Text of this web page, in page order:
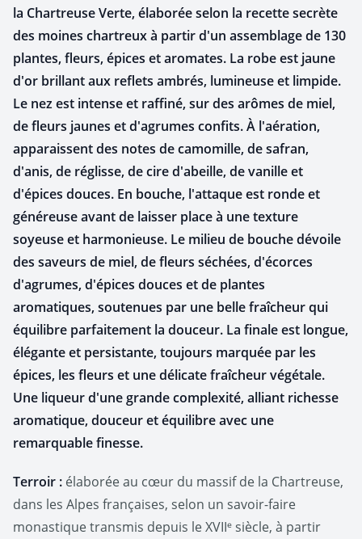
la Chartreuse Verte, élaborée selon la recette secrète
des moines chartreux à partir d'un assemblage de 130
plantes, fleurs, épices et aromates. La robe est jaune
d'or brillant aux reflets ambrés, lumineuse et limpide.
Le nez est intense et raffiné, sur des arômes de miel,
de fleurs jaunes et d'agrumes confits. À l'aération,
apparaissent des notes de camomille, de safran,
d'anis, de réglisse, de cire d'abeille, de vanille et
d'épices douces. En bouche, l'attaque est ronde et
généreuse avant de laisser place à une texture
soyeuse et harmonieuse. Le milieu de bouche dévoile
des saveurs de miel, de fleurs séchées, d'écorces
d'agrumes, d'épices douces et de plantes
aromatiques, soutenues par une belle fraîcheur qui
équilibre parfaitement la douceur. La finale est longue,
élégante et persistante, toujours marquée par les
épices, les fleurs et une délicate fraîcheur végétale.
Une liqueur d'une grande complexité, alliant richesse
aromatique, douceur et équilibre avec une
remarquable finesse.
Terroir : élaborée au cœur du massif de la Chartreuse,
dans les Alpes françaises, selon un savoir-faire
monastique transmis depuis le XVIIᵉ siècle, à partir